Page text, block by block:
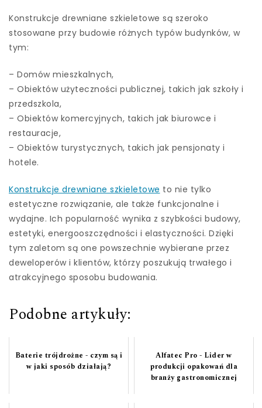
Konstrukcje drewniane szkieletowe są szeroko
stosowane przy budowie różnych typów budynków, w
tym:
– Domów mieszkalnych,
– Obiektów użyteczności publicznej, takich jak szkoły i
przedszkola,
– Obiektów komercyjnych, takich jak biurowce i
restauracje,
– Obiektów turystycznych, takich jak pensjonaty i
hotele.
Konstrukcje drewniane szkieletowe to nie tylko
estetyczne rozwiązanie, ale także funkcjonalne i
wydajne. Ich popularność wynika z szybkości budowy,
estetyki, energooszczędności i elastyczności. Dzięki
tym zaletom są one powszechnie wybierane przez
deweloperów i klientów, którzy poszukują trwałego i
atrakcyjnego sposobu budowania.
Podobne artykuły:
Baterie trójdrożne - czym są i
w jaki sposób działają?
Alfatec Pro - Lider w
produkcji opakowań dla
branży gastronomicznej